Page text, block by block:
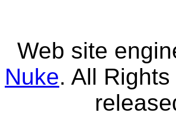
Web site
Nuke. All